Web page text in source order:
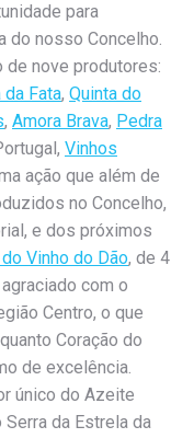
para
do nosso Concelho.
de nove produtores:
da Fata, Quinta do
, Amora Brava, Pedra
Vinhos
ação que além de
no Concelho,
e dos próximos
Vinho do Dão, de 4
com o
Centro, o que
Coração do
de excelência.
único do Azeite
da Estrela da